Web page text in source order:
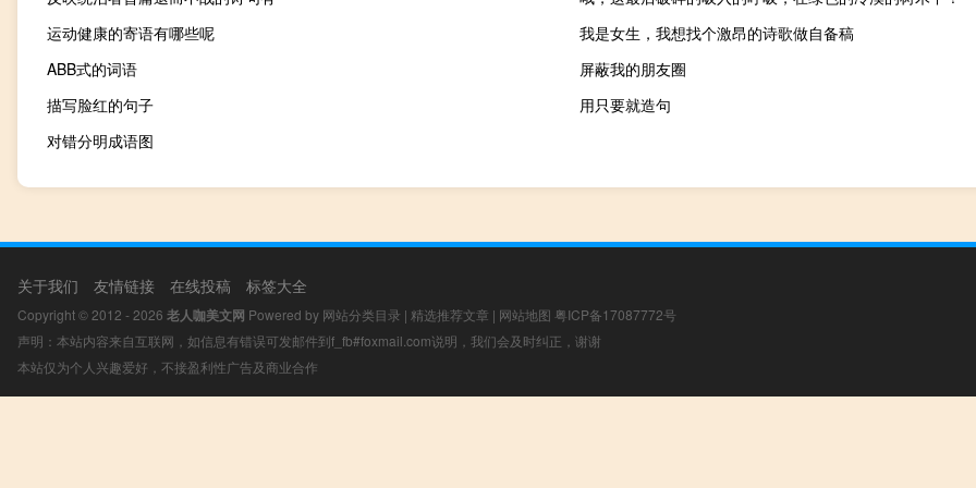
运动健康的寄语有哪些呢
我是女生，我想找个激昂的诗歌做自备稿
ABB式的词语
屏蔽我的朋友圈
描写脸红的句子
用只要就造句
对错分明成语图
关于我们 友情链接 在线投稿 标签大全
Copyright © 2012 - 2026 老人咖美文网 Powered by 网站分类目录 | 精选推荐文章 | 网站地图 粤ICP备17087772号
声明：本站内容来自互联网，如信息有错误可发邮件到f_fb#foxmail.com说明，我们会及时纠正，谢谢
本站仅为个人兴趣爱好，不接盈利性广告及商业合作